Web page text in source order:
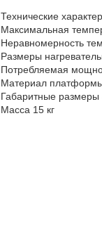
Технические
Максимальная
Неравномерность
Размеры
Потребляемая
Материал
Габаритные
Масса 15 кг